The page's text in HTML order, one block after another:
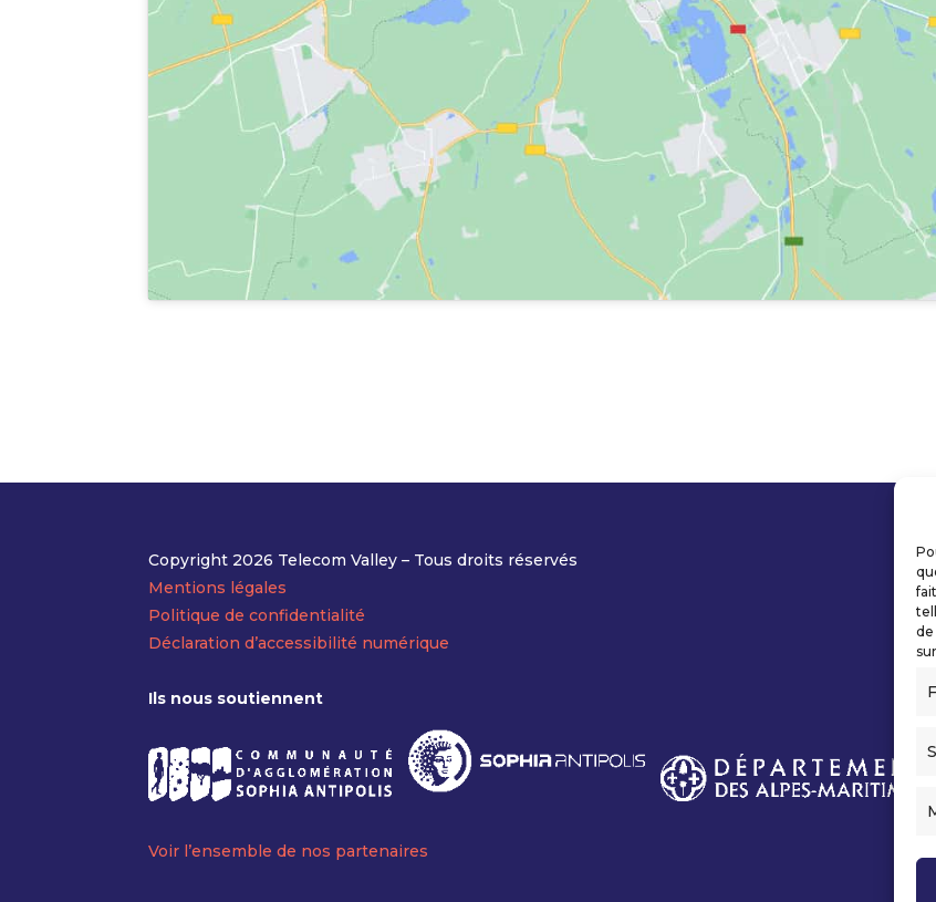
de
Copyright 2026 Telecom Valley – Tous droits réservés
Mentions légales
Politique de confidentialité
Déclaration d’accessibilité numérique
Ils nous soutiennent
Voir l’ensemble de nos partenaires